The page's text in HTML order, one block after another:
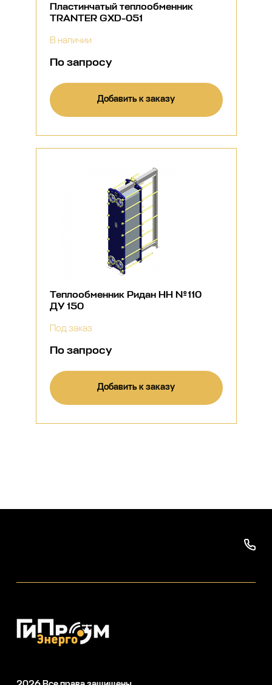
Пластинчатый теплообменник
TRANTER GXD-051
В наличии
По запросу
Добавить к заказу
Теплообменник Ридан НН №110
ДУ 150
Под заказ
По запросу
Добавить к заказу